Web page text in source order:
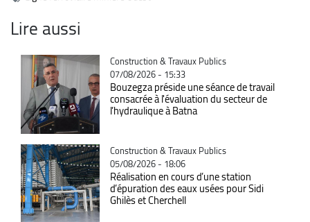
Lire aussi
Catégorie
Construction & Travaux Publics
07/08/2026 - 15:33
Bouzegza préside une séance de travail
consacrée à l'évaluation du secteur de
l’hydraulique à Batna
Catégorie
Construction & Travaux Publics
05/08/2026 - 18:06
Réalisation en cours d’une station
d’épuration des eaux usées pour Sidi
Ghilès et Cherchell